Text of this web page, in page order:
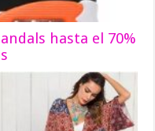
hasta el 70%